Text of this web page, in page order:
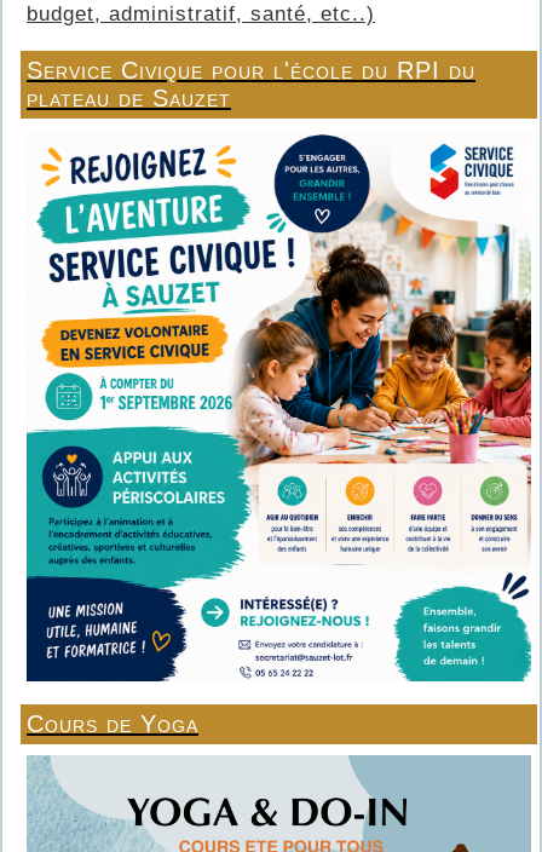
budget, administratif, santé, etc..)
Service Civique pour l'école du RPI du
plateau de Sauzet
Cours de Yoga